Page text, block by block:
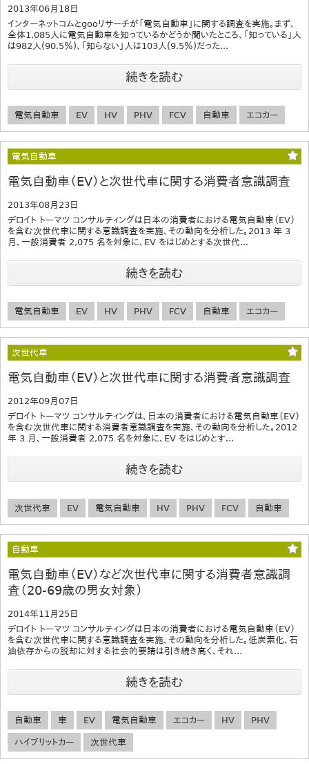
2013年06月18日
インターネットコムとgooリサーチが「電気自動車」に関する調査を実施。まず、
全体1,085人に電気自動車を知っているかどうか聞いたところ、「知っている」人
は982人(90.5％)、「知らない」人は103人(9.5％)だった...
続きを読む
電気自動車 EV HV PHV FCV 自動車 エコカー
電気自動車
電気自動車（EV）と次世代車に関する消費者意識調査
2013年08月23日
デロイト トーマツ コンサルティングは日本の消費者における電気自動車（EV）
を含む次世代車に関する意識調査を実施、その動向を分析した。2013 年 3
月、一般消費者 2,075 名を対象に、EV をはじめとする次世代...
続きを読む
電気自動車 EV HV PHV FCV 自動車 エコカー
次世代車
電気自動車（EV）と次世代車に関する消費者意識調査
2012年09月07日
デロイト トーマツ コンサルティングは、日本の消費者における電気自動車（EV）
を含む次世代車に関する消費者意識調査を実施、その動向を分析した。2012
年 3 月、一般消費者 2,075 名を対象に、EV をはじめとす...
続きを読む
次世代車 EV 電気自動車 HV PHV FCV 自動車
自動車
電気自動車（EV）など次世代車に関する消費者意識調
査（20-69歳の男女対象）
2014年11月25日
デロイト トーマツ コンサルティングは日本の消費者における電気自動車（EV）
を含む次世代車に関する意識調査を実施、その動向を分析した。低炭素化、石
油依存からの脱却に対する社会的要請は引き続き高く、それ...
続きを読む
自動車 車 EV 電気自動車 エコカー HV PHV
ハイブリットカー 次世代車